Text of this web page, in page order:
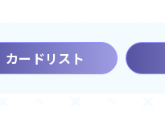
カードリスト